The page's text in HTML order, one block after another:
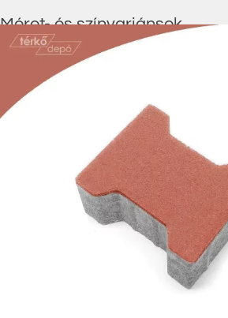
Méret- és színvariánsok